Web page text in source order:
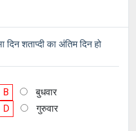
शताप्दी का अंतिम दिन हो
B
बुधवार
D गुरुवार